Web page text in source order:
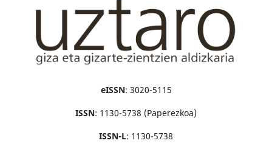
eISSN: 3020-5115
ISSN: 1130-5738 (Paperezkoa)
ISSN-L: 1130-5738